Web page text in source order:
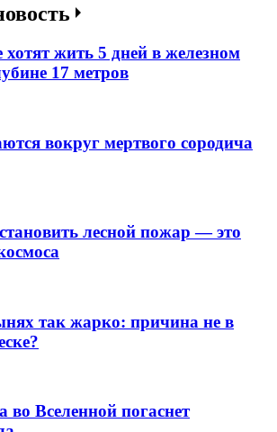
жить 5 дней в железном
17 метров
вокруг мертвого сородича
лесной пожар — это
так жарко: причина не в
во Вселенной погаснет